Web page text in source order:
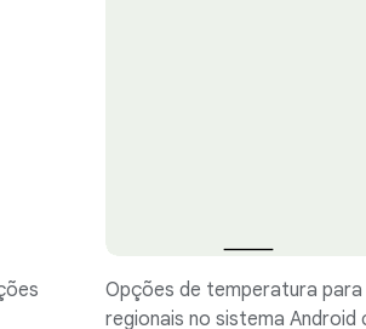
Opções de temperatura
regionais no sistema Android